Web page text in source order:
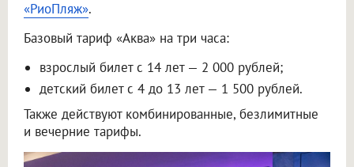
«РиоПляж».
Базовый тариф «Аква» на три часа:
взрослый билет с 14 лет — 2 000 рублей;
детский билет с 4 до 13 лет — 1 500 рублей.
Также действуют комбинированные, безлимитные
и вечерние тарифы.